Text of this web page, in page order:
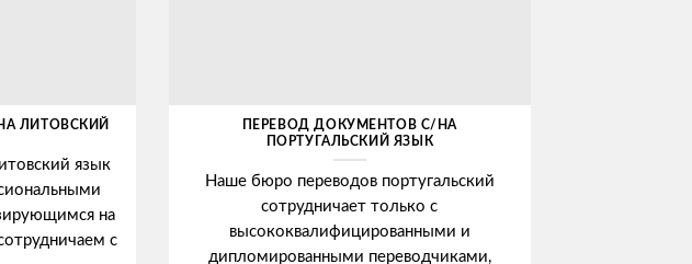
ЛИТОВСКИЙ
язык
на
с
ПЕРЕВОД ДОКУМЕНТОВ С/НА
ПОРТУГАЛЬСКИЙ ЯЗЫК
Наше бюро переводов португальский
сотрудничает только с
высококвалифицированными и
дипломированными переводчиками,